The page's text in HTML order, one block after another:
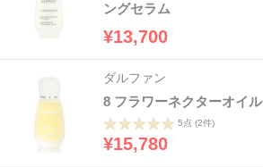
ングセラム
¥13,700
ダルファン
8 フラワーネクターオイル
5点 (2件)
¥15,780